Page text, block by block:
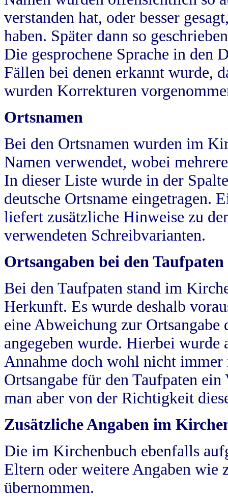
verstanden hat, oder besser
haben. Später dann so
Die gesprochene Sprache in
Fällen bei denen erkannt wurde,
wurden Korrekturen
Ortsnamen
Bei den Ortsnamen wurden im
Namen verwendet, wobei
In dieser Liste wurde in der
deutsche Ortsname eingetragen.
liefert zusätzliche Hinweise zu
verwendeten Schreibvarianten.
Ortsangaben bei den Taufpaten
Bei den Taufpaten stand im
Herkunft. Es wurde deshalb
eine Abweichung zur
angegeben wurde. Hierbei wurde
Annahme doch wohl nicht
Ortsangabe für den Taufpaten
man aber von der Richtigkeit
Zusätzliche Angaben im
Die im Kirchenbuch ebenfalls
Eltern oder weitere Angaben wie
übernommen.